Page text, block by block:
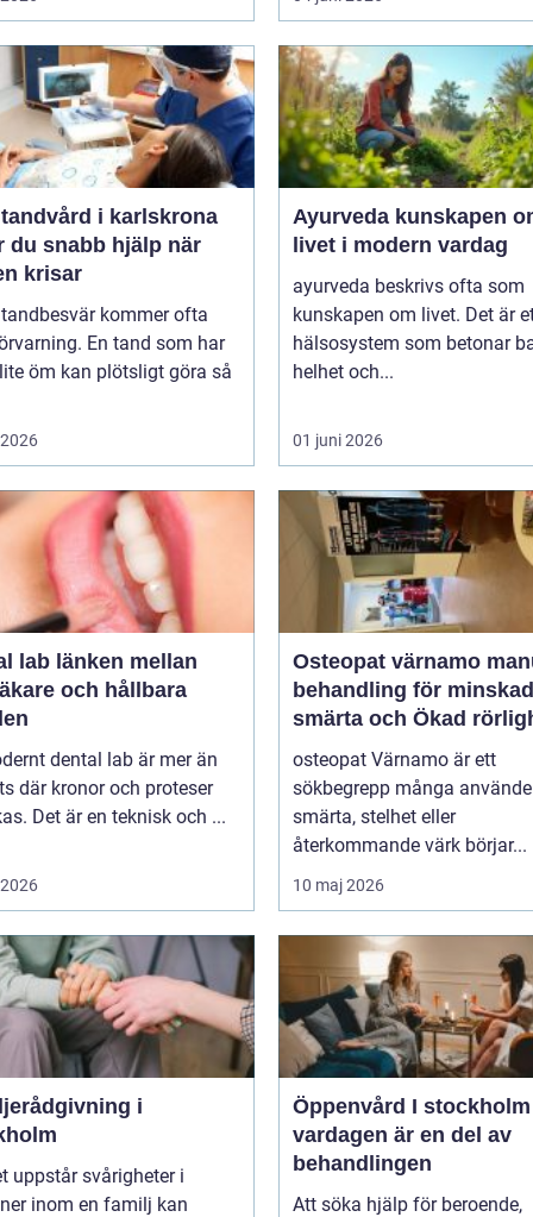
i karlskrona
du snabb hjälp när
krisar
kommer ofta
En tand som har
öm kan plötsligt göra så
Ayurveda kunskapen om
livet i modern vardag
ayurveda beskrivs ofta som
kunskapen om livet. Det är
hälsosystem som betonar
helhet och...
01 juni 2026
mellan
och hållbara
dental lab är mer än
där kronor och proteser
Det är en teknisk och ...
Osteopat värnamo manuell
behandling för minskad
smärta och Ökad
osteopat Värnamo är ett
sökbegrepp många
smärta, stelhet eller
återkommande värk börjar...
10 maj 2026
i
uppstår svårigheter i
inom en familj kan
Öppenvård I stockholm
vardagen är en del av
behandlingen
Att söka hjälp för beroende,